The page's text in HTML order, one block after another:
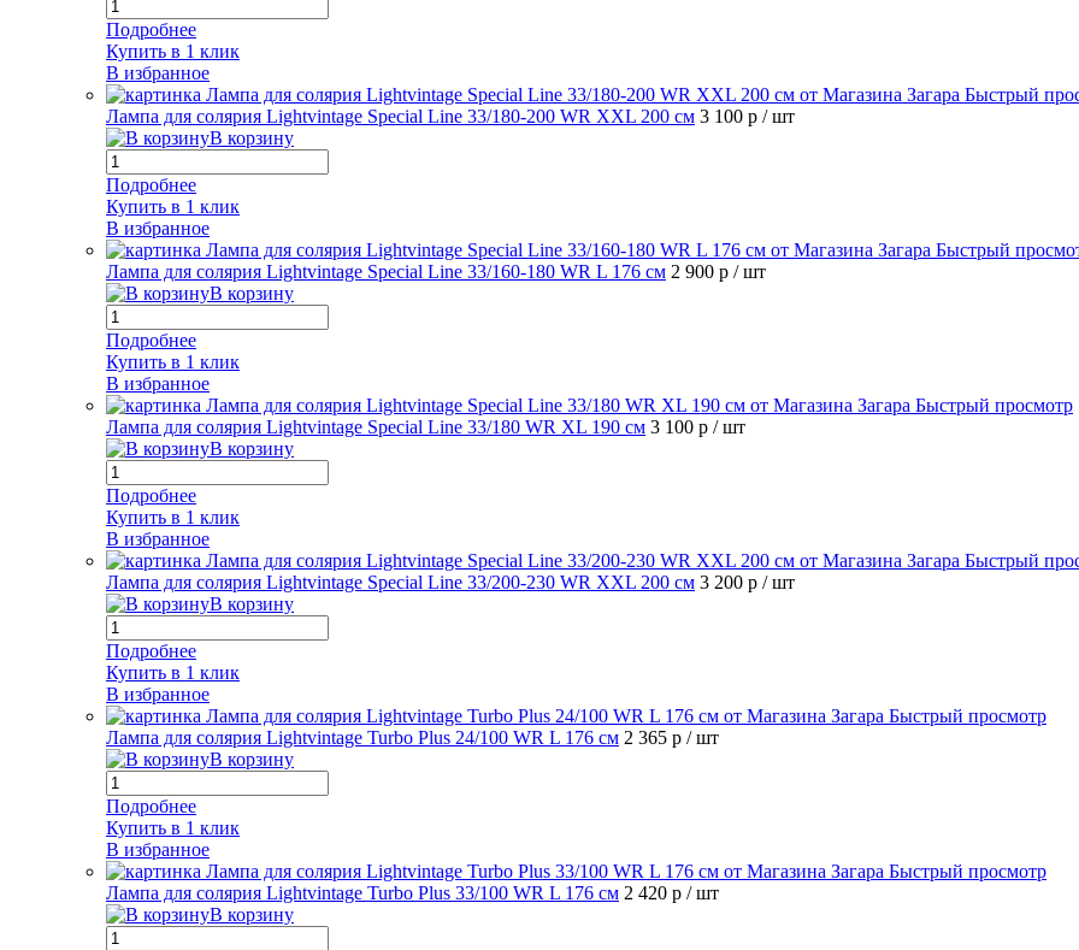
Подробнее
Купить в 1 клик
В избранное
Быстрый
Лампа для солярия Lightvintage Special Line 33/180-200 WR XXL 200 см 3 100 р / шт
В корзину
Подробнее
Купить в 1 клик
В избранное
Быстрый
Лампа для солярия Lightvintage Special Line 33/160-180 WR L 176 см 2 900 р / шт
В корзину
Подробнее
Купить в 1 клик
В избранное
Быстрый просмотр
Лампа для солярия Lightvintage Special Line 33/180 WR XL 190 см 3 100 р / шт
В корзину
Подробнее
Купить в 1 клик
В избранное
Быстрый
Лампа для солярия Lightvintage Special Line 33/200-230 WR XXL 200 см 3 200 р / шт
В корзину
Подробнее
Купить в 1 клик
В избранное
Быстрый просмотр
Лампа для солярия Lightvintage Turbo Plus 24/100 WR L 176 см 2 365 р / шт
В корзину
Подробнее
Купить в 1 клик
В избранное
Быстрый просмотр
Лампа для солярия Lightvintage Turbo Plus 33/100 WR L 176 см 2 420 р / шт
В корзину